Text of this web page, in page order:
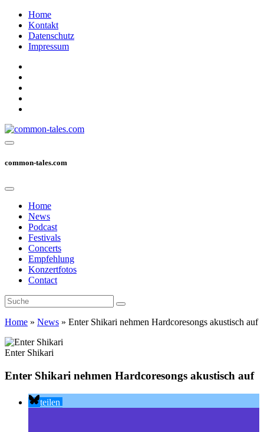
Home
Kontakt
Datenschutz
Impressum
common-tales.com
Home
News
Podcast
Festivals
Concerts
Empfehlung
Konzertfotos
Contact
Home » News » Enter Shikari nehmen Hardcoresongs akustisch auf
Enter Shikari
Enter Shikari nehmen Hardcoresongs akustisch auf
teilen